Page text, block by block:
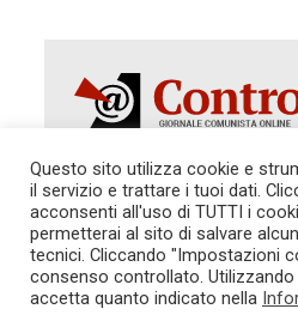
Autorizzazione del Tribunale di
dicembre 2014. Direttore
Cararo. Indirizzo: V.Casalbruciato
Roma -
Tel. 06.640.122.19 -
Questo sito utilizza cookie e
il servizio e trattare i tuoi dati.
acconsenti all'uso di TUTTI i
permetterai al sito di salvare
tecnici. Cliccando "Impostazioni
consenso controllato.
accetta quanto indicato nella